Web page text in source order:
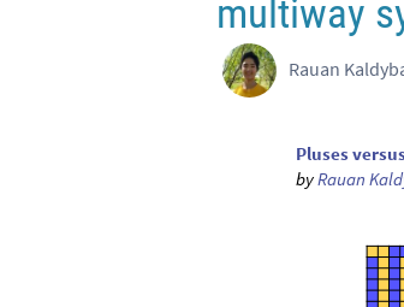
multiway
Rauan
Pluses
byRauan